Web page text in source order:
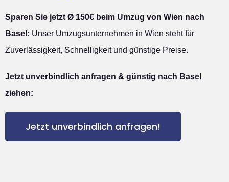
Sparen Sie jetzt Ø 150€ beim Umzug von Wien nach
Basel: Unser Umzugsunternehmen in Wien steht für
Zuverlässigkeit, Schnelligkeit und günstige Preise.
Jetzt unverbindlich anfragen & günstig nach Basel
ziehen:
Jetzt unverbindlich anfragen!